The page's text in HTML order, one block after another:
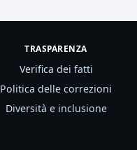
TRASPARENZA
Verifica dei fatti
Politica delle correzioni
Diversità e inclusione